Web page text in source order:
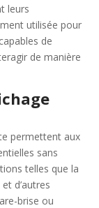
leurs
utilisée pour
de
de manière
permettent aux
sans
telles que la
d’autres
brise ou